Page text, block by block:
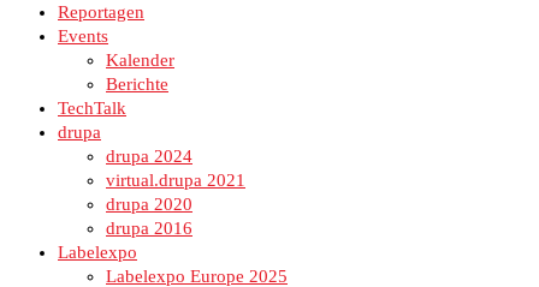
Reportagen
Events
Kalender
Berichte
TechTalk
drupa
drupa 2024
virtual.drupa 2021
drupa 2020
drupa 2016
Labelexpo
Labelexpo Europe 2025